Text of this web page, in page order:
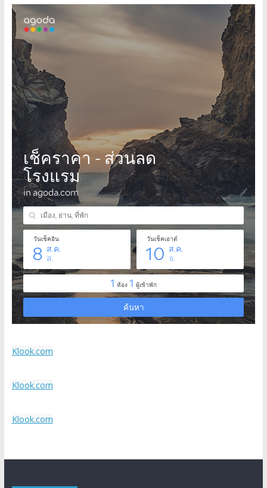
Klook.com
Klook.com
Klook.com